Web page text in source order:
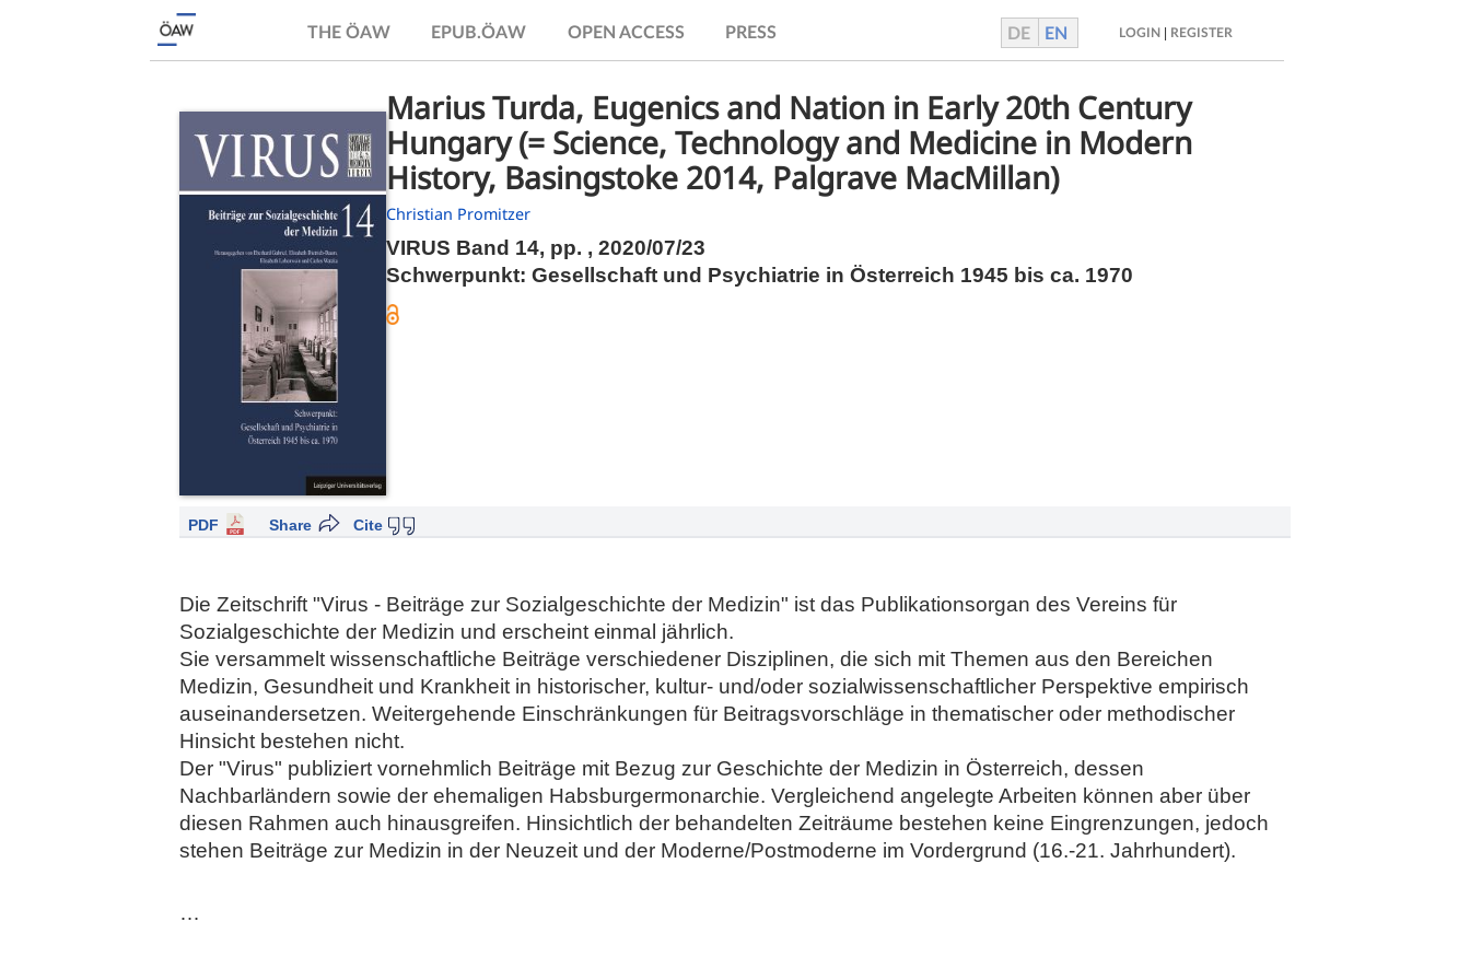
THE ÖAW EPUB.ÖAW OPEN ACCESS PRESS DE EN LOGIN REGISTER
Marius Turda, Eugenics and Nation in Early 20th Century
Hungary (= Science, Technology and Medicine in Modern
History, Basingstoke 2014, Palgrave MacMillan)
Christian Promitzer
VIRUS Band 14, pp. , 2020/07/23
Schwerpunkt: Gesellschaft und Psychiatrie in Österreich 1945 bis ca. 1970
PDF Cite
Share
Die Zeitschrift "Virus - Beiträge zur Sozialgeschichte der Medizin" ist das Publikationsorgan des Vereins für
Sozialgeschichte der Medizin und erscheint einmal jährlich.
Sie versammelt wissenschaftliche Beiträge verschiedener Disziplinen, die sich mit Themen aus den Bereichen
Medizin, Gesundheit und Krankheit in historischer, kultur- und/oder sozialwissenschaftlicher Perspektive empirisch
auseinandersetzen. Weitergehende Einschränkungen für Beitragsvorschläge in thematischer oder methodischer
Hinsicht bestehen nicht.
Der "Virus" publiziert vornehmlich Beiträge mit Bezug zur Geschichte der Medizin in Österreich, dessen
Nachbarländern sowie der ehemaligen Habsburgermonarchie. Vergleichend angelegte Arbeiten können aber über
diesen Rahmen auch hinausgreifen. Hinsichtlich der behandelten Zeiträume bestehen keine Eingrenzungen, jedoch
stehen Beiträge zur Medizin in der Neuzeit und der Moderne/Postmoderne im Vordergrund (16.-21. Jahrhundert).
…